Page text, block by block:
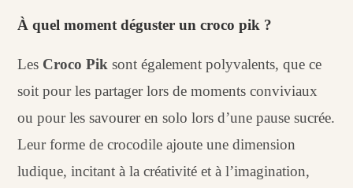
À quel moment déguster un croco pik ?
Les Croco Pik sont également polyvalents, que ce
soit pour les partager lors de moments conviviaux
ou pour les savourer en solo lors d’une pause sucrée.
Leur forme de crocodile ajoute une dimension
ludique, incitant à la créativité et à l’imagination,